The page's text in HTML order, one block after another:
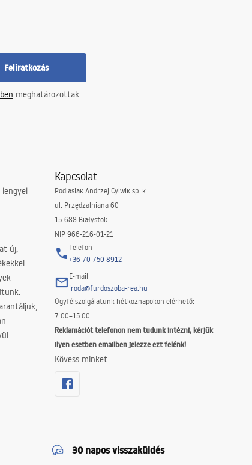
Feliratkozás
meghatározottak
lengyel
új,
Kapcsolat
Podlasiak Andrzej Cylwik sp. k.
ul. Przędzalniana 60
15-688 Białystok
NIP 966-216-01-21
Telefon
+36 70 750 8912
E-mail
iroda@furdoszoba-rea.hu
Ügyfélszolgálatunk hétköznapokon elérhető:
7:00–15:00
Reklamációt telefonon nem tudunk intézni, kérjük
ilyen esetben emailben jelezze ezt felénk!
Kövess minket
30 napos visszaküldés